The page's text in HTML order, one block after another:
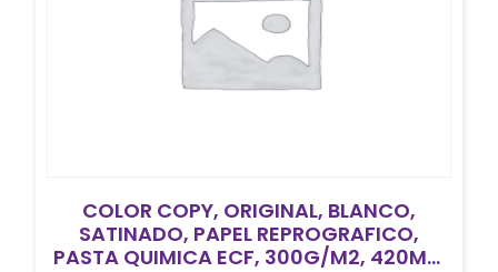
COLOR COPY, ORIGINAL, BLANCO,
SATINADO, PAPEL REPROGRAFICO,
PASTA QUIMICA ECF, 300G/M2, 420MM